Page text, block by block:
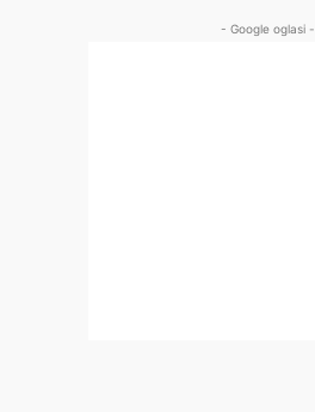
- Google oglasi -